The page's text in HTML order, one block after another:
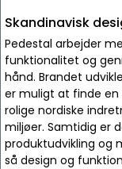
Skandinavisk
Pedestal arbejder
funktionalitet og
hånd. Brandet
er muligt at finde en
rolige nordiske
miljøer. Samtidig er
produktudvikling og
så design og